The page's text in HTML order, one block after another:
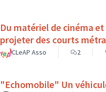
Du matériel de cinéma
projeter des courts
CLeAP Asso 2
"Echomobile" Un